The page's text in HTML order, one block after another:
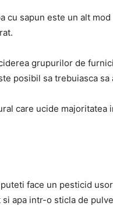
cu sapun este un alt
grupurilor de
posibil sa trebuiasca
care ucide majoritatea
face un pesticid
apa intr-o sticla de